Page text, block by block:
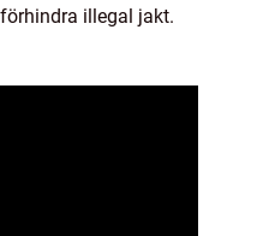
illegal jakt.